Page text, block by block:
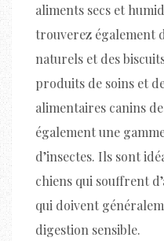
aliments secs et
trouverez également
naturels et des
produits de soins et
alimentaires canins
également une
d’insectes. Ils sont
chiens qui souffrent
qui doivent
digestion sensible.